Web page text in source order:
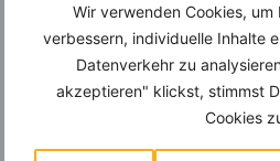
Wir verwenden Cookies, um
verbessern, individuelle Inhalte
Datenverkehr zu
akzeptieren" klickst, stimmst
Cookies
Erfahre mehr über
dieses Rezepts